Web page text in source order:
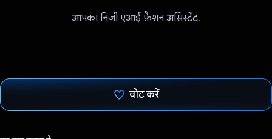
आपका निजी एआई फ़ैशन असिस्टेंट.
वोट करें